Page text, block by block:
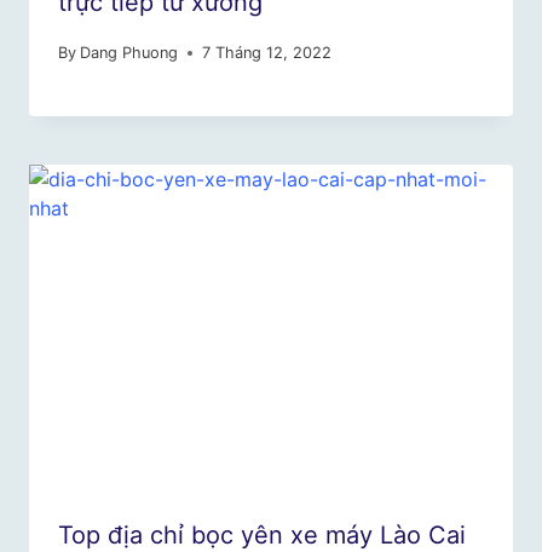
By Dang Phuong 7 Tháng 12, 2022
Top địa chỉ bọc yên xe máy Lào Cai